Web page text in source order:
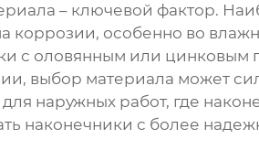
– ключевой фактор.
коррозии, особенно во
с оловянным или цинковым
выбор материала может
наружных работ, где
наконечники с более